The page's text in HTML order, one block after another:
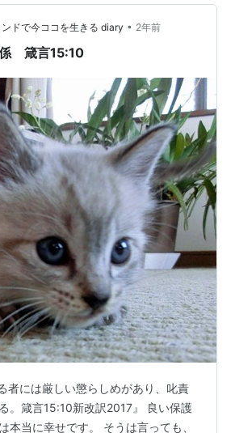
はすべて育てるべきか？ 伝説美女、
来状とは 家来状の欠片を入手する方
はするべきか？ 結論としては「課金
ドで今ココを生きる diary • 2年前
係 箴言15:10
者には厳しい懲らしめがあり、叱責
。箴言15:10新改訳2017』 良い保護
本当に幸せです。 そうは言っても、